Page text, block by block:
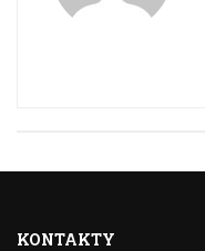
KONTAKTY